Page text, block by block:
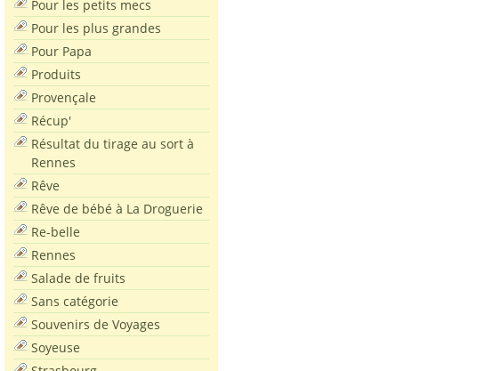
Pour les petits mecs
Pour les plus grandes
Pour Papa
Produits
Provençale
Récup'
Résultat du tirage au sort à
Rennes
Rêve
Rêve de bébé à La Droguerie
Re-belle
Rennes
Salade de fruits
Sans catégorie
Souvenirs de Voyages
Soyeuse